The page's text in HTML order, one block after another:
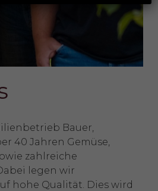
Bauer,
40 Jahren Gemüse,
zahlreiche
legen wir
hohe Qualität. Dies wird